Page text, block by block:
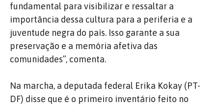
fundamental para visibilizar e ressaltar a
importância dessa cultura para a periferia e a
juventude negra do país. Isso garante a sua
preservação e a memória afetiva das
comunidades”, comenta.
Na marcha, a deputada federal Erika Kokay (PT-
DF) disse que é o primeiro inventário feito no